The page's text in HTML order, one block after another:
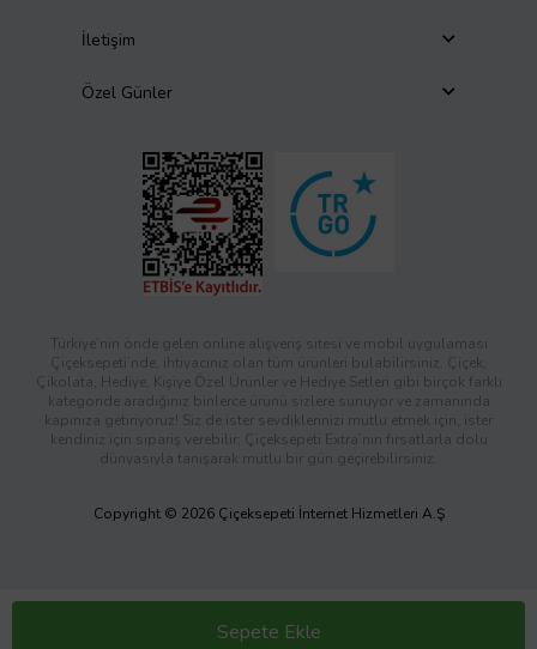
Sepete Ekle
İletişim
Özel Günler
Türkiye’nin önde gelen online alışveriş sitesi ve mobil uygulaması
Çiçeksepeti’nde, ihtiyacınız olan tüm ürünleri bulabilirsiniz. Çiçek,
Çikolata, Hediye, Kişiye Özel Ürünler ve Hediye Setleri gibi birçok farklı
kategoride aradığınız binlerce ürünü sizlere sunuyor ve zamanında
kapınıza getiriyoruz! Siz de ister sevdiklerinizi mutlu etmek için, ister
kendiniz için sipariş verebilir; Çiçeksepeti Extra’nın fırsatlarla dolu
dünyasıyla tanışarak mutlu bir gün geçirebilirsiniz.
Copyright © 2026 Çiçeksepeti İnternet Hizmetleri A.Ş